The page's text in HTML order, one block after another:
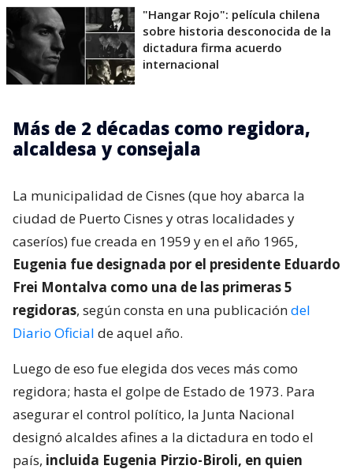
"Hangar Rojo": película chilena
sobre historia desconocida de la
dictadura firma acuerdo
internacional
Más de 2 décadas como regidora,
alcaldesa y consejala
La municipalidad de Cisnes (que hoy abarca la
ciudad de Puerto Cisnes y otras localidades y
caseríos) fue creada en 1959 y en el año 1965,
Eugenia fue designada por el presidente Eduardo
Frei Montalva como una de las primeras 5
regidoras, según consta en una publicacióndel
Diario Oficial de aquel año.
Luego de eso fue elegida dos veces más como
regidora; hasta el golpe de Estado de 1973. Para
asegurar el control político, la Junta Nacional
designó alcaldes afines a la dictadura en todo el
país, incluida Eugenia Pirzio-Biroli, en quien